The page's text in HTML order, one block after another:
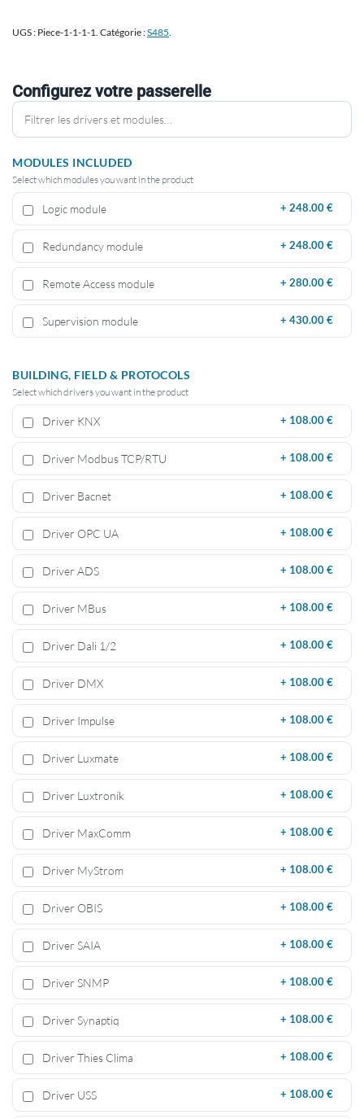
UGS : Piece-1-1-1-1 Catégorie :S485
Configurez votre passerelle
MODULES INCLUDED
Select which modules you want in the product
Logic module + 248.00 €
Redundancy module + 248.00 €
Remote Access module + 280.00 €
Supervision module + 430.00 €
BUILDING, FIELD & PROTOCOLS
Select which drivers you want in the product
Driver KNX + 108.00 €
Driver Modbus TCP/RTU + 108.00 €
Driver Bacnet + 108.00 €
Driver OPC UA + 108.00 €
Driver ADS + 108.00 €
Driver MBus + 108.00 €
Driver Dali 1/2 + 108.00 €
Driver DMX + 108.00 €
Driver Impulse + 108.00 €
Driver Luxmate + 108.00 €
Driver Luxtronik + 108.00 €
Driver MaxComm + 108.00 €
Driver MyStrom + 108.00 €
Driver OBIS + 108.00 €
Driver SAIA + 108.00 €
Driver SNMP + 108.00 €
Driver Synaptiq + 108.00 €
Driver Thies Clima + 108.00 €
Driver USS + 108.00 €